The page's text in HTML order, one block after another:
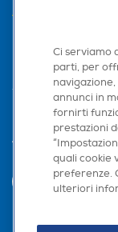
AREA CLIENTI
PRIVACY
Trova negozio
Ci serviamo
parti, per
annunci in
fornirti
prestazioni
quali cookie
preferenze.
ulteriori